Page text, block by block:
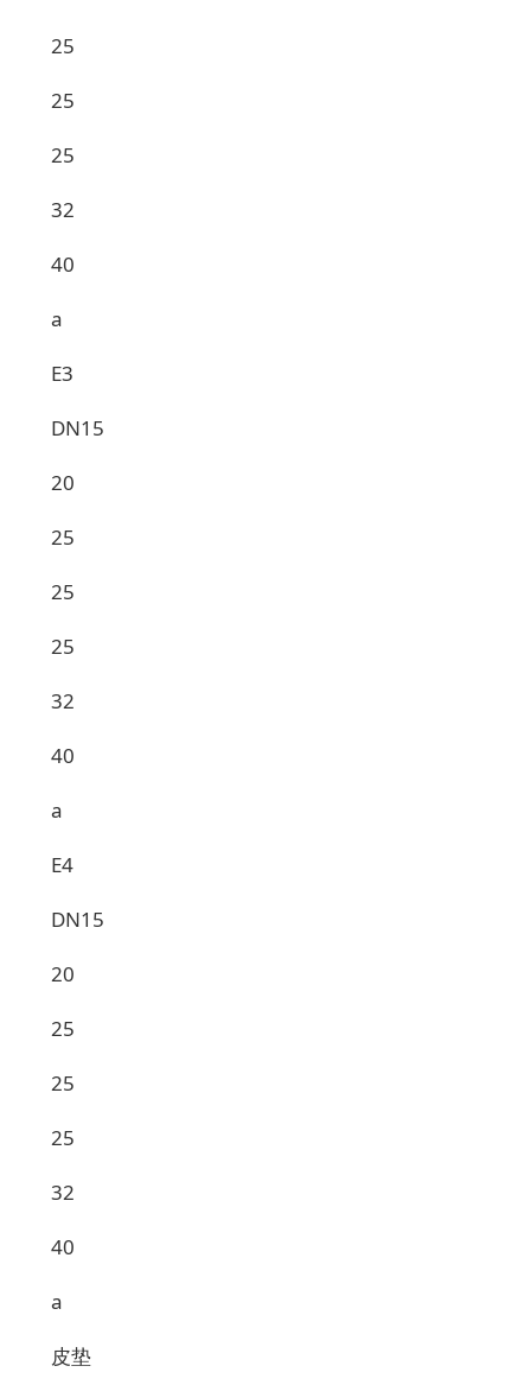
25
25
25
32
40
a
E3
DN15
20
25
25
25
32
40
a
E4
DN15
20
25
25
25
32
40
a
皮垫